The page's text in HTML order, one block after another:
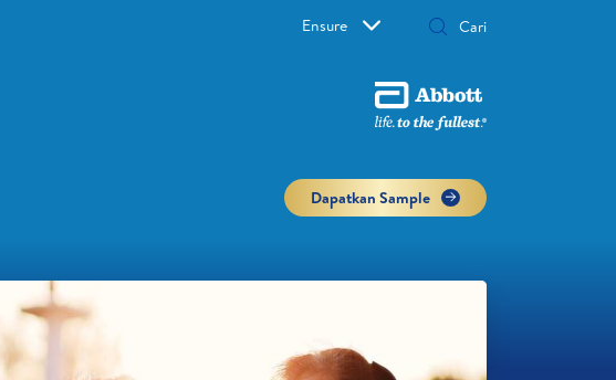
Ensure
Dapatkan Sample